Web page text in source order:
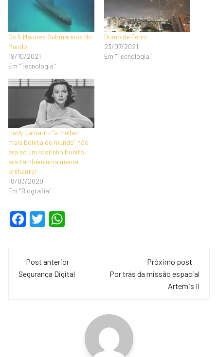
Os 5 Maiores Submarinos do
Mundo
19/10/2021
Em "Tecnologia"
Domo de Ferro
23/07/2021
Em "Tecnologia"
Hedy Lamarr – “a mulher
mais bonita do mundo” não
era só um rostinho bonito,
era também uma mente
brilhante!
18/03/2020
Em "Biografia"
F
e
b
T
er s
A
Navegação
de
Post anterior
Segurança Digital
Próximo post
Por trás da missão espacial
Artemis II